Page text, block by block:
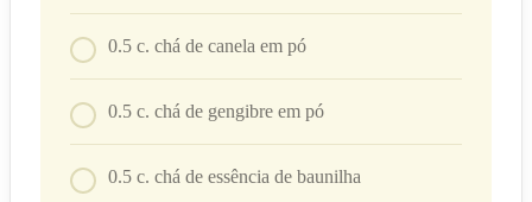
0.5 c. chá de canela em pó
0.5 c. chá de gengibre em pó
0.5 c. chá de essência de baunilha